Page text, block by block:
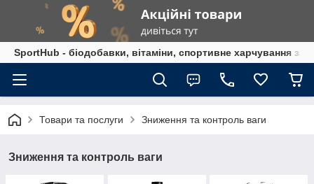
SportHub - біодобавки, вітаміни, спортивне харчування за
Товари та послуги Зниження та контроль ваги
Зниження та контроль ваги